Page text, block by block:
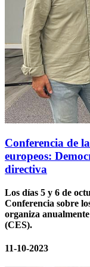
Conferencia de
europeos:
directiva
Los días 5 y 6 de
Conferencia sobre
organiza
(CES).
11-10-2023